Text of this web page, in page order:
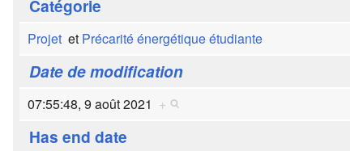
Catégorie
Projetet Précarité énergétique étudiante
Date de modification
07:55:48, 9 août 2021 +
Has end date